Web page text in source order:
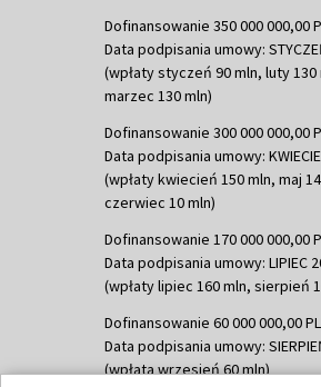
Dofinansowanie 350 000 000,00
Data podpisania umowy:
(wpłaty styczeń 90 mln, luty 130
marzec 130 mln)
Dofinansowanie 300 000 000,00
Data podpisania umowy:
(wpłaty kwiecień 150 mln, maj
czerwiec 10 mln)
Dofinansowanie 170 000 000,00
Data podpisania umowy: LIPIEC
(wpłaty lipiec 160 mln, sierpień
Dofinansowanie 60 000 000,00
Data podpisania umowy:
(wpłata wrzesień 60 mln)